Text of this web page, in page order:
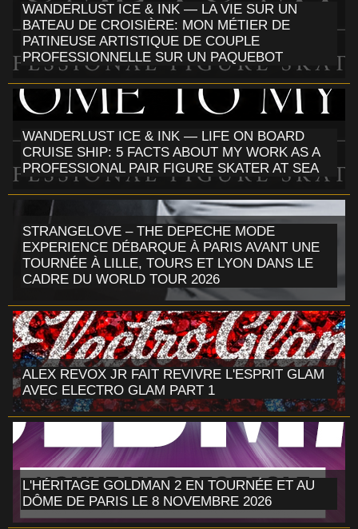
WANDERLUST ICE & INK — LA VIE SUR UN
BATEAU DE CROISIÈRE: MON MÉTIER DE
PATINEUSE ARTISTIQUE DE COUPLE
PROFESSIONNELLE SUR UN PAQUEBOT
WANDERLUST ICE & INK — LIFE ON BOARD
CRUISE SHIP: 5 FACTS ABOUT MY WORK AS A
PROFESSIONAL PAIR FIGURE SKATER AT SEA
STRANGELOVE – THE DEPECHE MODE
EXPERIENCE DÉBARQUE À PARIS AVANT UNE
TOURNÉE À LILLE, TOURS ET LYON DANS LE
CADRE DU WORLD TOUR 2026
ALEX REVOX JR FAIT REVIVRE L'ESPRIT GLAM
AVEC ELECTRO GLAM PART 1
L'HÉRITAGE GOLDMAN 2 EN TOURNÉE ET AU
DÔME DE PARIS LE 8 NOVEMBRE 2026